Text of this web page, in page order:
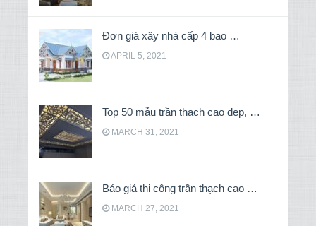
Đơn giá xây nhà cấp 4 bao …
APRIL 5, 2021
Top 50 mẫu trần thạch cao đẹp, …
MARCH 31, 2021
Báo giá thi công trần thạch cao …
MARCH 27, 2021